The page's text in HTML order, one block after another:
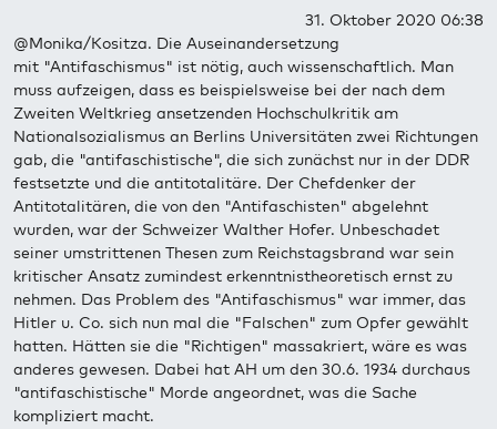
31. Oktober 2020 06:38
@Monika/Kositza. Die Auseinandersetzung
mit "Antifaschismus" ist nötig, auch wissenschaftlich. Man
muss aufzeigen, dass es beispielsweise bei der nach dem
Zweiten Weltkrieg ansetzenden Hochschulkritik am
Nationalsozialismus an Berlins Universitäten zwei Richtungen
gab, die "antifaschistische", die sich zunächst nur in der DDR
festsetzte und die antitotalitäre. Der Chefdenker der
Antitotalitären, die von den "Antifaschisten" abgelehnt
wurden, war der Schweizer Walther Hofer. Unbeschadet
seiner umstrittenen Thesen zum Reichstagsbrand war sein
kritischer Ansatz zumindest erkenntnistheoretisch ernst zu
nehmen. Das Problem des "Antifaschismus" war immer, das
Hitler u. Co. sich nun mal die "Falschen" zum Opfer gewählt
hatten. Hätten sie die "Richtigen" massakriert, wäre es was
anderes gewesen. Dabei hat AH um den 30.6. 1934 durchaus
"antifaschistische" Morde angeordnet, was die Sache
kompliziert macht.